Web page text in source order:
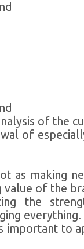
of the
of
as making
of the
the
everything.
to